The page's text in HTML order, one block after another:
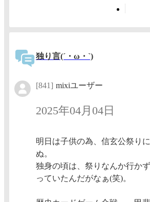
独り言(´・ω・`)
[841] mixiユーザー
2025年04月04日
明日は子供の為、信玄公祭り
ぬ。
独身の頃は、祭りなんか行か
っていたんだがなぁ(笑)。